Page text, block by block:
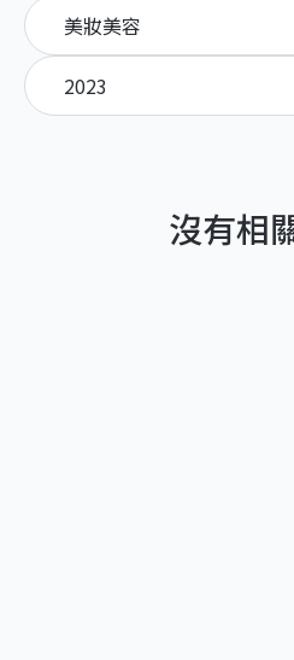
美妝美容
2023
沒有相